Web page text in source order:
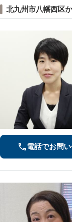
北九州市八幡西区
電話でお問